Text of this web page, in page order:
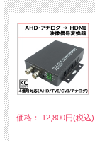
価格： 12,800円(税込)